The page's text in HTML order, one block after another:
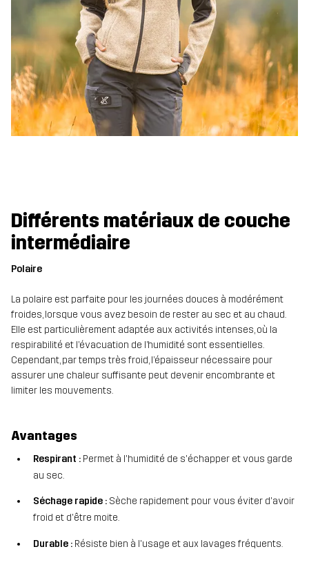
Différents matériaux de couche
intermédiaire
Polaire
La polaire est parfaite pour les journées douces à modérément
froides, lorsque vous avez besoin de rester au sec et au chaud.
Elle est particulièrement adaptée aux activités intenses, où la
respirabilité et l’évacuation de l’humidité sont essentielles.
Cependant, par temps très froid, l’épaisseur nécessaire pour
assurer une chaleur suffisante peut devenir encombrante et
limiter les mouvements.
Avantages
Respirant : Permet à l'humidité de s'échapper et vous garde
au sec.
Séchage rapide : Sèche rapidement pour vous éviter d'avoir
froid et d'être moite.
Durable : Résiste bien à l'usage et aux lavages fréquents.